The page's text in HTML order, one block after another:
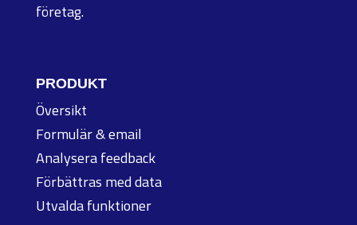
företag.
PRODUKT
Översikt
Formulär & email
Analysera feedback
Förbättras med data
Utvalda funktioner